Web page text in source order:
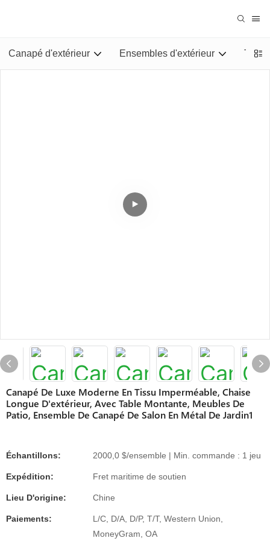
Canapé d'extérieur Ensembles d'extérieur
Canapé De Luxe Moderne En Tissu Imperméable, Chaise
Longue D'extérieur, Avec Table Montante, Meubles De
Patio, Ensemble De Canapé De Salon En Métal De Jardin1
Échantillons: 2000,0 $/ensemble | Min. commande : 1 jeu
Expédition: Fret maritime de soutien
Lieu D'origine: Chine
Paiements:
L/C, D/A, D/P, T/T, Western Union,
MoneyGram, OA